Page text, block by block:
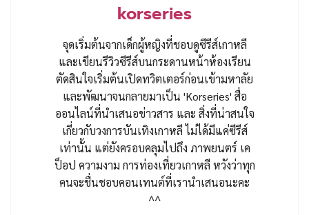
korseries
จุดเริ่มต้นจากเด็กผู้หญิงที่ชอบดูซีรีส์เกาหลี
และเขียนรีวิวซีรีส์บนกระดานหน้าห้องเรียน
ตัดสินใจเริ่มต้นเปิดทวิตเตอร์ก่อนเข้ามหาลัย
และพัฒนาจนกลายมาเป็น 'Korseries' สื่อ
ออนไลน์ที่นำเสนอข่าวสาร และ สิ่งที่น่าสนใจ
เกี่ยวกับวงการบันเทิงเกาหลี ไม่ได้มีแค่ซีรีส์
เท่านั้น แต่ยังครอบคลุมไปถึง ภาพยนตร์ เค
ป็อป ความงาม การท่องเที่ยวเกาหลี หวังว่าทุก
คนจะชื่นชอบคอนเทนต์ที่เรานำเสนอนะคะ
^^